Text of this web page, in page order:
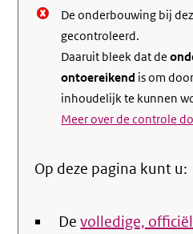
De onderbouwing bij
gecontroleerd.
Daaruit bleek dat de
ontoereikend is om
inhoudelijk te kunnen
Meer over de controle
Op deze pagina kunt u:
Devolledige,